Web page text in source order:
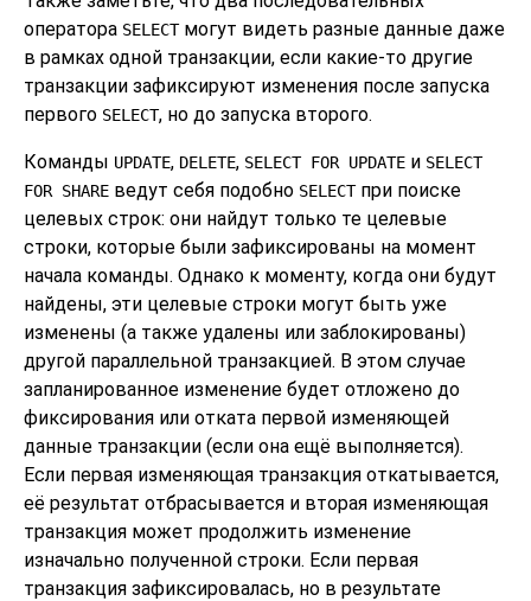
оператора SELECTмогут видеть разные данные даже
в рамках одной транзакции, если какие-то другие
транзакции зафиксируют изменения после запуска
первого SELECT, но до запуска второго.
Команды UPDATE, DELETE, SELECT FOR UPDATE и SELECT
FOR SHARE ведут себя подобно SELECTпри поиске
целевых строк: они найдут только те целевые
строки, которые были зафиксированы на момент
начала команды. Однако к моменту, когда они будут
найдены, эти целевые строки могут быть уже
изменены (а также удалены или заблокированы)
другой параллельной транзакцией. В этом случае
запланированное изменение будет отложено до
фиксирования или отката первой изменяющей
данные транзакции (если она ещё выполняется).
Если первая изменяющая транзакция откатывается,
её результат отбрасывается и вторая изменяющая
транзакция может продолжить изменение
изначально полученной строки. Если первая
транзакция зафиксировалась, но в результате